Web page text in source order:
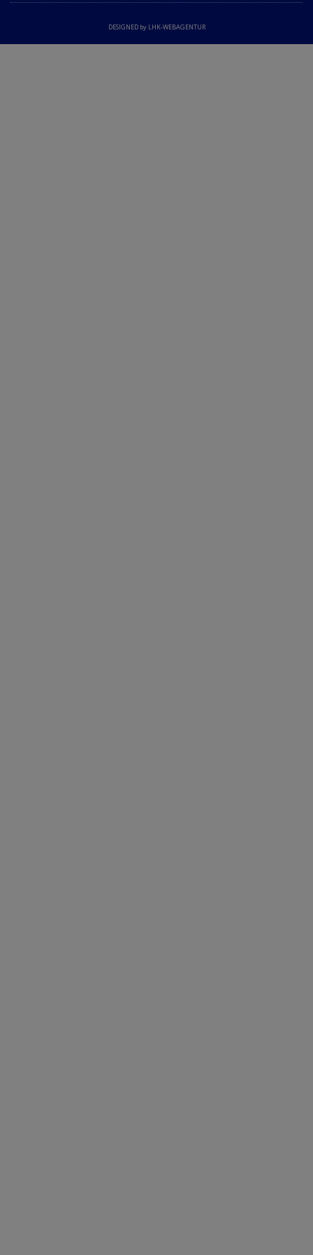
DESIGNED by LHK-WEBAGENTUR